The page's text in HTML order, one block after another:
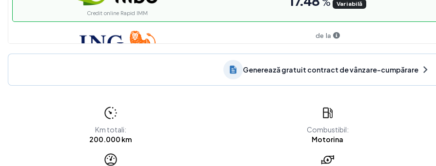
Generează gratuit contract de vânzare-cumpărare
Km totali:
200.000 km
Combustibil:
Motorina